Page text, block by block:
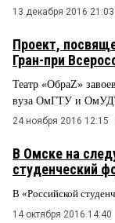
13 декабря 2016 21:03
Проект,
Гран-при
Театр «ОбраZ»
вуза ОмГТУ и
24 ноября 2016 12:15
В Омске на
студенческий
В «Российской
14 октября 2016 14:40